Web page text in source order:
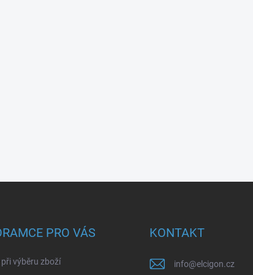
PRO VÁS
při výběru zboží
KONTAKT
info@elcigon.cz